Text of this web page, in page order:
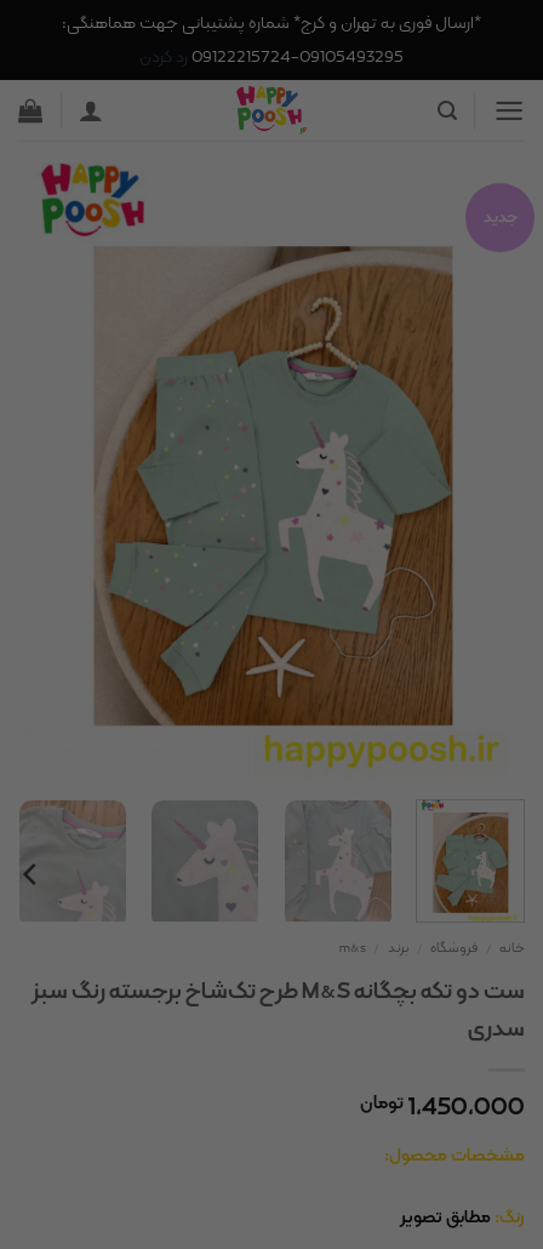
*ارسال فوری به تهران و کرج* شماره پشتیبانی جهت هماهنگی:
09105493295-09122215724
رد کردن
جدید
خانه فروشگاه برند m&s
ست دو تکه بچگانه M&S طرح تک‌شاخ برجسته رنگ سبز
سدری
1,450,000تومان
مشخصات محصول:
رنگ: مطابق تصویر